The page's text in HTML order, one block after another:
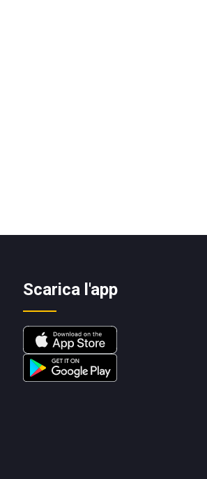
Scarica l'app